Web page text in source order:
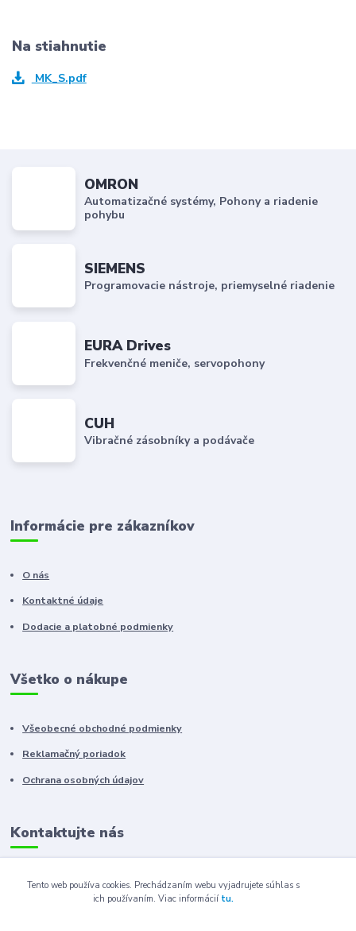
Na stiahnutie
MK_S.pdf
OMRON
Automatizačné systémy, Pohony a riadenie
pohybu
SIEMENS
Programovacie nástroje, priemyselné riadenie
EURA Drives
Frekvenčné meniče, servopohony
CUH
Vibračné zásobníky a podávače
Informácie pre zákazníkov
O nás
Kontaktné údaje
Dodacie a platobné podmienky
Všetko o nákupe
Všeobecné obchodné podmienky
Reklamačný poriadok
Ochrana osobných údajov
Kontaktujte nás
+421 910 222 333
+421 52 788 46 41
Tento web používa cookies. Prechádzaním webu vyjadrujete súhlas s
ich používaním. Viac informácií tu.